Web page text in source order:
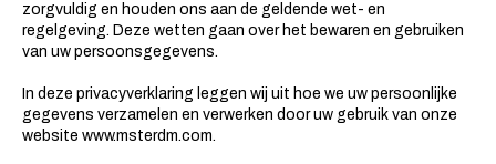
zorgvuldig en houden ons aan de geldende wet- en
regelgeving. Deze wetten gaan over het bewaren en gebruiken
van uw persoonsgegevens.
In deze privacyverklaring leggen wij uit hoe we uw persoonlijke
gegevens verzamelen en verwerken door uw gebruik van onze
website www.msterdm.com.